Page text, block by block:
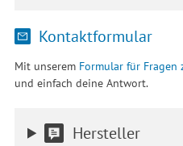
Kontaktformular
Mit unserem Formular für Fragen
und einfach deine Antwort.
Hersteller